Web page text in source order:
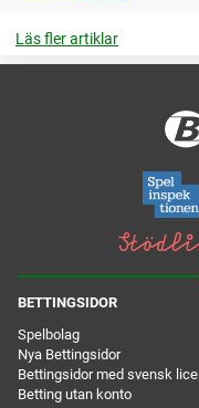
Läs fler artiklar
BETTINGSIDOR
Spelbolag
Nya Bettingsidor
Bettingsidor med svensk
Betting utan konto